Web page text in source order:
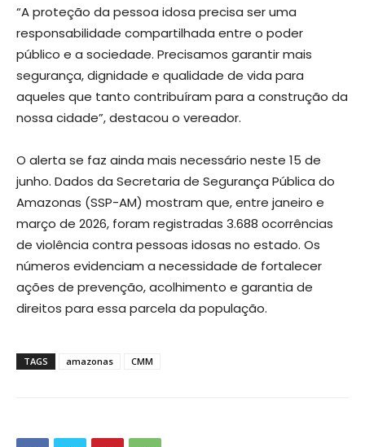
“A proteção da pessoa idosa precisa ser uma
responsabilidade compartilhada entre o poder
público e a sociedade. Precisamos garantir mais
segurança, dignidade e qualidade de vida para
aqueles que tanto contribuíram para a construção da
nossa cidade”, destacou o vereador.
O alerta se faz ainda mais necessário neste 15 de
junho. Dados da Secretaria de Segurança Pública do
Amazonas (SSP-AM) mostram que, entre janeiro e
março de 2026, foram registradas 3.688 ocorrências
de violência contra pessoas idosas no estado. Os
números evidenciam a necessidade de fortalecer
ações de prevenção, acolhimento e garantia de
direitos para essa parcela da população.
TAGS amazonas CMM